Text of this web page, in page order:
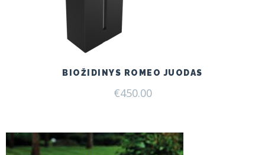
BIOŽIDINYS ROMEO JUODAS
€450.00